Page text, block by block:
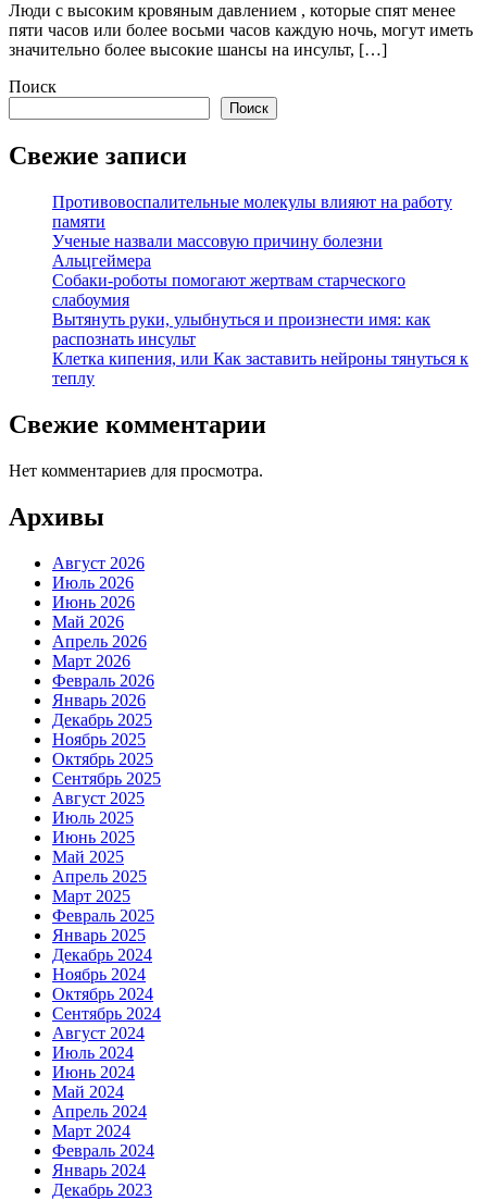
Люди с высоким кровяным давлением , которые спят менее
пяти часов или более восьми часов каждую ночь, могут иметь
значительно более высокие шансы на инсульт, […]
Поиск
Поиск
Свежие записи
Противовоспалительные молекулы влияют на работу
памяти
Ученые назвали массовую причину болезни
Альцгеймера
Собаки-роботы помогают жертвам старческого
слабоумия
Вытянуть руки, улыбнуться и произнести имя: как
распознать инсульт
Клетка кипения, или Как заставить нейроны тянуться к
теплу
Свежие комментарии
Нет комментариев для просмотра.
Архивы
Август 2026
Июль 2026
Июнь 2026
Май 2026
Апрель 2026
Март 2026
Февраль 2026
Январь 2026
Декабрь 2025
Ноябрь 2025
Октябрь 2025
Сентябрь 2025
Август 2025
Июль 2025
Июнь 2025
Май 2025
Апрель 2025
Март 2025
Февраль 2025
Январь 2025
Декабрь 2024
Ноябрь 2024
Октябрь 2024
Сентябрь 2024
Август 2024
Июль 2024
Июнь 2024
Май 2024
Апрель 2024
Март 2024
Февраль 2024
Январь 2024
Декабрь 2023